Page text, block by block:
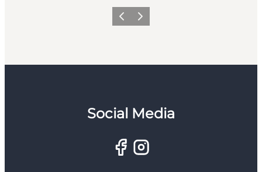
ZurückWeiter
Social Media